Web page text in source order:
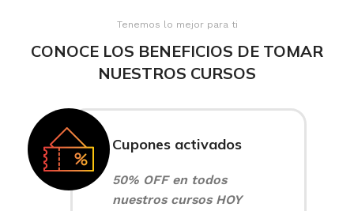
Tenemos lo mejor para ti
CONOCE LOS BENEFICIOS DE TOMAR
NUESTROS CURSOS
Cupones activados
50% OFF en todos
nuestros cursos HOY